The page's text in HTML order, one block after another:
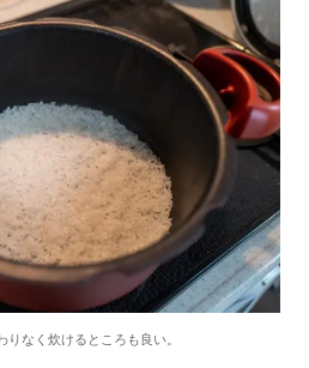
りなく炊けるところも良い。